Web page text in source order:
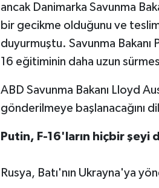
ancak Danimarka Savunma
bir gecikme olduğunu ve
duyurmuştu. Savunma Bakanı
16 eğitiminin daha uzun
ABD Savunma Bakanı Lloyd
gönderilmeye başlanacağını
Putin, F-16'ların hiçbir şeyi
Rusya, Batı'nın Ukrayna'ya